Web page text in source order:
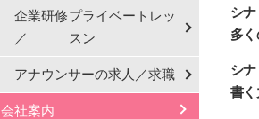
企業研修
／
プライベートレッ
スン
アナウンサーの求人／求職
会社案内
シ
多
シ
書